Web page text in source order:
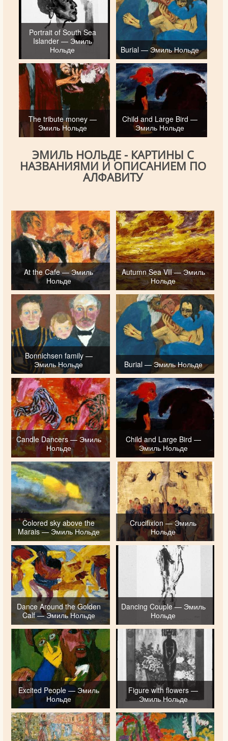
Portrait of South Sea
Islander — Эмиль
Нольде
Burial — Эмиль Нольде
The tribute money —
Эмиль Нольде
Child and Large Bird —
Эмиль Нольде
ЭМИЛЬ НОЛЬДЕ - КАРТИНЫ С
НАЗВАНИЯМИ И ОПИСАНИЕМ ПО
АЛФАВИТУ
At the Cafe — Эмиль
Нольде
Autumn Sea VII — Эмиль
Нольде
Bonnichsen family —
Эмиль Нольде
Burial — Эмиль Нольде
Candle Dancers — Эмиль
Нольде
Child and Large Bird —
Эмиль Нольде
Colored sky above the
Marais — Эмиль Нольде
Crucifixion — Эмиль
Нольде
Dance Around the Golden
Calf — Эмиль Нольде
Dancing Couple — Эмиль
Нольде
Excited People — Эмиль
Нольде
Figure with flowers —
Эмиль Нольде